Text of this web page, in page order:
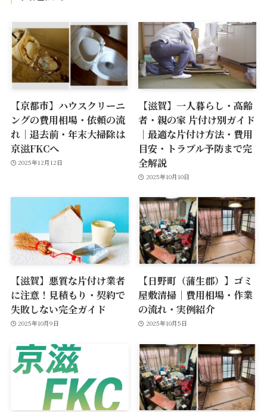
【京都市】ハウスクリーニ
ングの費用相場・依頼の流
れ｜退去前・年末大掃除は
京滋FKCへ
2025年12月12日
【滋賀】一人暮らし・高齢
者・親の家 片付け別ガイド
｜最適な片付け方法・費用
目安・トラブル予防まで完
全解説
2025年10月10日
【滋賀】悪質な片付け業者
に注意！見積もり・契約で
失敗しない完全ガイド
2025年10月9日
【日野町（蒲生郡）】ゴミ
屋敷清掃｜費用相場・作業
の流れ・実例紹介
2025年10月5日